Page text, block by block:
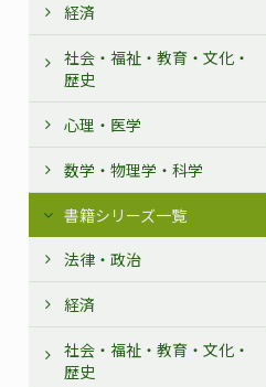
経済
社会・福祉・教育・文化・
歴史
心理・医学
数学・物理学・科学
書籍シリーズ一覧
法律・政治
経済
社会・福祉・教育・文化・
歴史